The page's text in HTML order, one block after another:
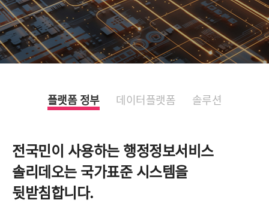
플랫폼 정부 데이터플랫폼 솔루션
전국민이 사용하는 행정정보서비스
솔리데오는 국가표준 시스템을
뒷받침합니다.